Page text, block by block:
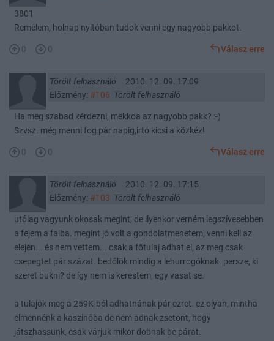
3801
Remélem, holnap nyitóban tudok venni egy nagyobb pakkot.
0 0 Válasz erre
Törölt felhasználó
2010. 12. 09. 17:09
Előzmény: #106 Törölt felhasználó
Ha meg szabad kérdezni, mekkoa az nagyobb pakk? :-)
Szvsz. még menni fog pár napig,irtó kicsi a közkéz!
0 0 Válasz erre
Törölt felhasználó
2010. 12. 09. 17:15
Előzmény: #103 Törölt felhasználó
utólag vagyunk okosak megint, de ilyenkor verném legszívesebben
a fejem a falba. megint jó volt a gondolatmenetem, venni kell az
elején... és nem vettem... csak a főtulaj adhat el, az meg csak
csepegtet pár százat. bedőlök mindig a lehurrogóknak. persze, ki
szeret bukni? de így nem is kerestem, egy vasat se.
a tulajok meg a 259K-ból adhatnának pár ezret. ez olyan, mintha
elmennénk a kaszinóba de nem adnak zsetont, hogy
játszhassunk, csak várjuk mikor dobnak be párat.